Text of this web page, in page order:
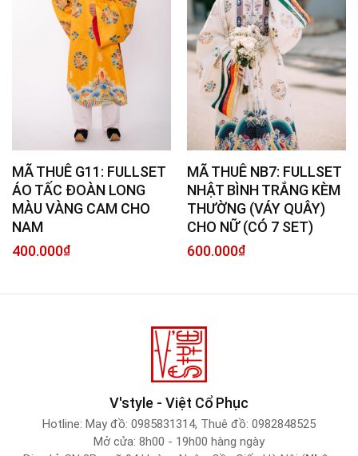
MÃ THUÊ G11: FULLSET
ÁO TẤC ĐOÀN LONG
MÀU VÀNG CAM CHO
NAM
400.000₫
MÃ THUÊ NB7: FULLSET
NHẬT BÌNH TRẮNG KÈM
THƯỜNG (VÁY QUÂY)
CHO NỮ (CÓ 7 SET)
600.000₫
V'style - Việt Cổ Phục
Hotline: May đồ: 0985831314, Thuê đồ: 0982848525
Mở cửa: 8h00 - 19h00 hàng ngày